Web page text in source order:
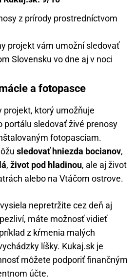
z prírody prostredníctvom
projekt vám umožní sledovať
Slovensku vo dne aj v noci
a fotopasce
projekt, ktorý umožňuje
portálu sledovať živé prenosy
fotopasciam.
sledovať hniezda bocianov,
, život pod hladinou, ale aj život
alebo na Vtáčom ostrove.
nepretržite cez deň aj
máte možnosť vidieť
z kŕmenia malých
líšky. Kukaj.sk je
môžete podporiť finančným
účte.